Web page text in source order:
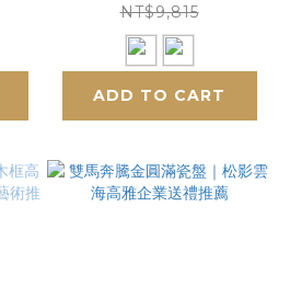
薦
NT$9,815
ADD TO CART